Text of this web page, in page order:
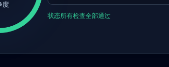
度
状态所有检查全部通过